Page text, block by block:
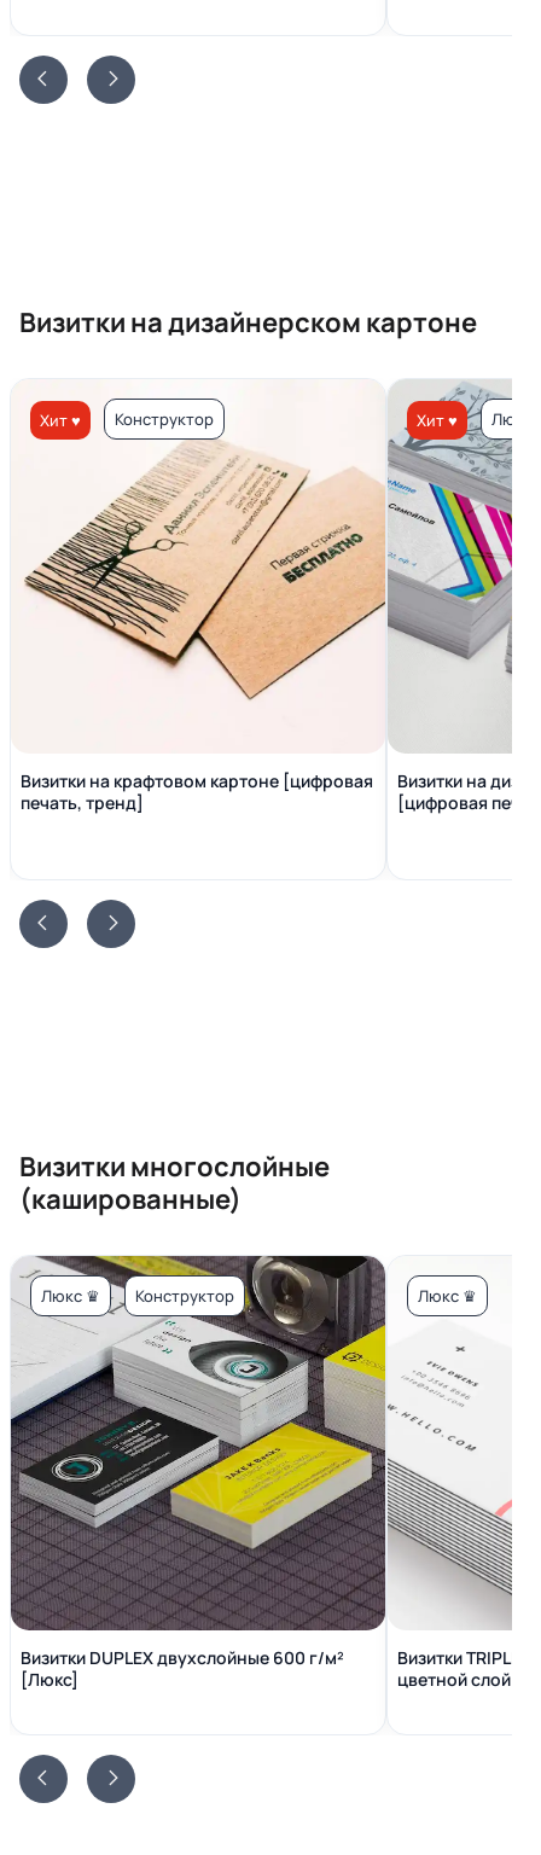
Визитки на дизайнерском картоне
Хит ♥ Конструктор
Визитки на крафтовом картоне [цифровая
печать, тренд]
Хит ♥ Люкс
Визитки на
[цифровая
Визитки многослойные
(кашированные)
Люкс ♛ Конструктор
Визитки DUPLEX двухслойные 600 г/м²
[Люкс]
Люкс ♛
Визитки
цветной слой